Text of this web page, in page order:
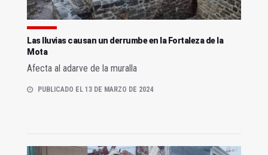
Las lluvias causan un derrumbe en la Fortaleza de la
Mota
Afecta al adarve de la muralla
PUBLICADO EL 13 DE MARZO DE 2024